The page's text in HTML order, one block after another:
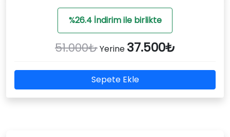
51.000₺Yerine 37.500₺
%26.4 İndirim ile birlikte
Sepete Ekle